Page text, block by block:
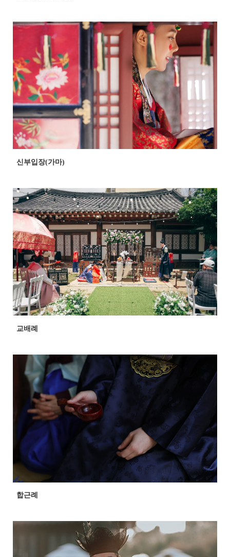
신부입장(가마)
교배례
합근례